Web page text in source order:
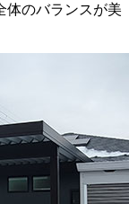
体のバランスが美